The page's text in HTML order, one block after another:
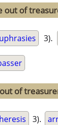
out of
3).
of
3).